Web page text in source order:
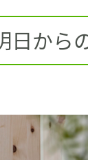
求
日から